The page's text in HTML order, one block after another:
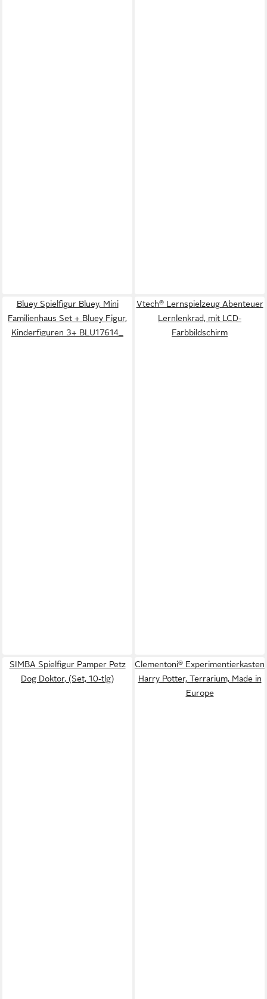
Bluey Spielfigur Bluey, Mini
Familienhaus Set + Bluey Figur,
Kinderfiguren 3+ BLU17614_
Vtech® Lernspielzeug Abenteuer
Lernlenkrad, mit LCD-
Farbbildschirm
SIMBA Spielfigur Pamper Petz
Dog Doktor, (Set, 10-tlg)
Clementoni® Experimentierkasten
Harry Potter, Terrarium, Made in
Europe